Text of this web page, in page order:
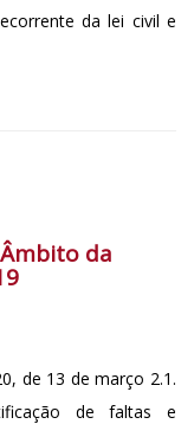
da lei civil e
da
de 13 de março 2.1.
de faltas e